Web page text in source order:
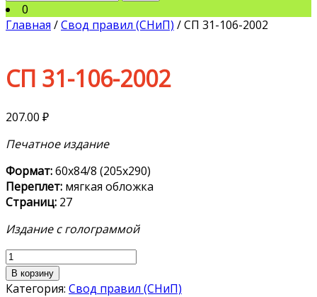
0
Главная /Свод правил (СНиП) / СП 31-106-2002
СП 31-106-2002
207.00 ₽
Печатное издание
Формат:60х84/8 (205х290)
Переплет: мягкая обложка
Страниц: 27
Издание с голограммой
Количество
товара
СП
В корзину
Категория: Свод правил (СНиП)